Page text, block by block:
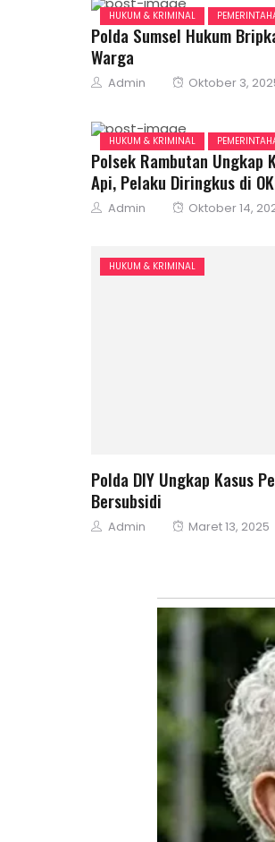
HUKUM & KRIMINAL
Polda Sumsel Hukum
Warga
Author
Admin
Posted
Oktober 3,
HUKUM & KRIMINAL
Polsek Rambutan Ungkap
Api, Pelaku Diringkus di
Author
Admin
Posted
Oktober 14,
HUKUM & KRIMINAL
Polda DIY Ungkap Kasus
Bersubsidi
Author
Admin
Posted
Maret 13, 2025